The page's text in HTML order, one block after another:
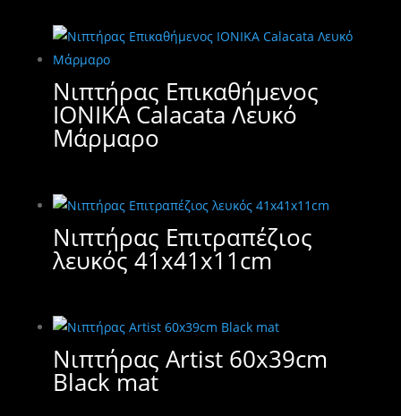
Νιπτήρας Επικαθήμενος
IONIKA Calacata Λευκό
Μάρμαρο
Νιπτήρας Επιτραπέζιος
λευκός 41x41x11cm
Νιπτήρας Artist 60x39cm
Black mat